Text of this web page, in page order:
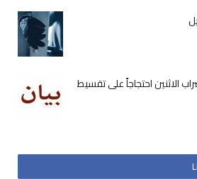
الاثنين احتجاجاً على تقسيط